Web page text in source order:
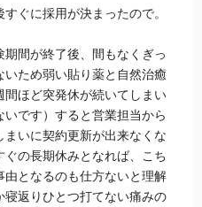
ぐに採用が決まったので。
間が終了後、間もなくぎっ
いため弱い貼り薬と自然治癒
ほど突発休が続いてしまい
です）すると営業担当から
いに契約更新が出来なくな
の長期休みとなれば、こち
由となるのも仕方ないと理解
返りひとつ打てない痛みの